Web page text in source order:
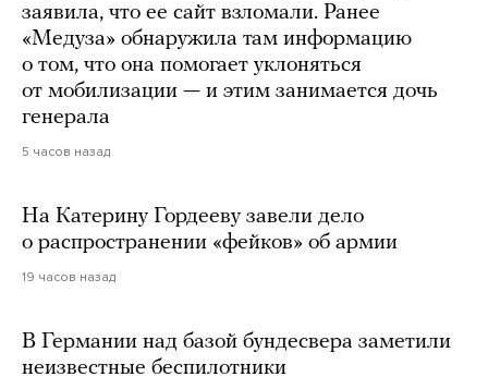
заявила, что ее сайт взломали. Ранее
«Медуза» обнаружила там информацию
о том, что она помогает уклоняться
от мобилизации — и этим занимается дочь
генерала
5 часов назад
На Катерину Гордееву завели дело
о распространении «фейков» об армии
19 часов назад
В Германии над базой бундесвера заметили
неизвестные беспилотники